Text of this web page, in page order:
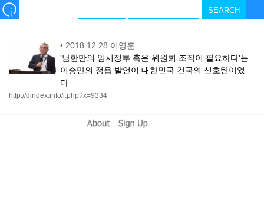
• 2018.12.28 이영훈
'남한만의 임시정부 혹은 위원회 조직이 필요하다'는
이승만의 정읍 발언이 대한민국 건국의 신호탄이었
다.
http://qindex.info/i.php?x=9334
-